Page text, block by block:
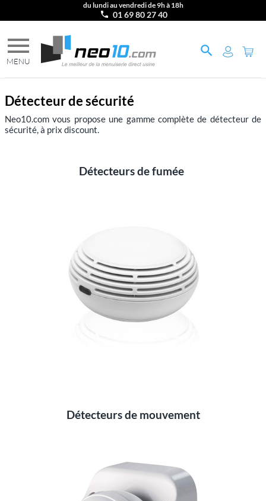
du lundi au vendredi de 9h à 18h
01 69 80 27 40
Détecteur de sécurité
Neo10.com vous propose une gamme complète de détecteur de
sécurité, à prix discount.
Détecteurs de fumée
Détecteurs de mouvement